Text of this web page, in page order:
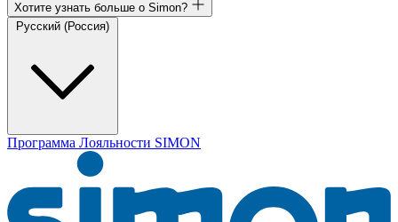
Хотите узнать больше о Simon?
Программа Лояльности SIMON